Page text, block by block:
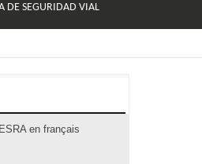
DE SEGURIDAD VIAL
en français